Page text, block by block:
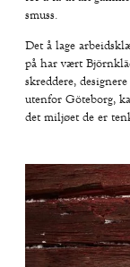
smuss.
Det å lage
på har vært
skreddere,
utenfor Göteborg,
det miljøet de er